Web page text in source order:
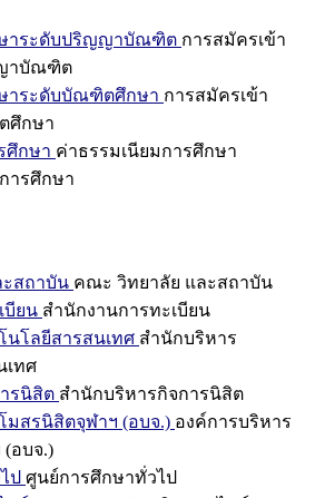
ษาระดับปริญญาบัณฑิต การสมัครเข้า
าบัณฑิต
าระดับบัณฑิตศึกษา การสมัครเข้า
ศึกษา
ศึกษา ค่าธรรมเนียมการศึกษา
ารศึกษา
สถาบัน คณะ วิทยาลัย และสถาบัน
บียน สำนักงานการทะเบียน
นโลยีสารสนเทศ สำนักบริหาร
เทศ
รนิสิต สำนักบริหารกิจการนิสิต
มสรนิสิตจุฬาฯ (อบจ.) องค์การบริหาร
อบจ.)
ป ศูนย์การศึกษาทั่วไป